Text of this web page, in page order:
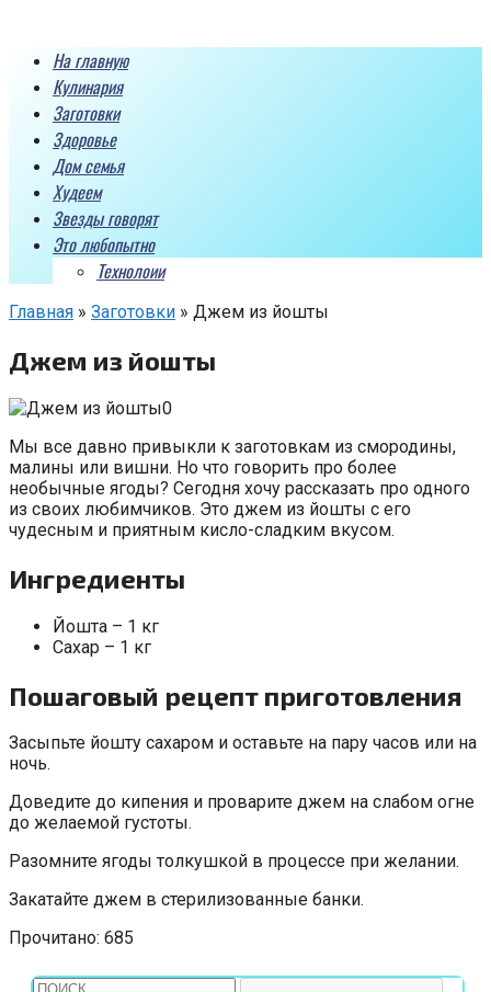
контентуНа главную
Кулинария
Заготовки
Здоровье
Дом семья
Худеем
Звезды говорят
Это любопытно
Технолоии
Главная » Заготовки » Джем из йошты
Джем из йошты
Мы все давно привыкли к заготовкам из смородины,
малины или вишни. Но что говорить про более
необычные ягоды? Сегодня хочу рассказать про одного
из своих любимчиков. Это джем из йошты с его
чудесным и приятным кисло-сладким вкусом.
Ингредиенты
Йошта – 1 кг
Сахар – 1 кг
Пошаговый рецепт приготовления
Засыпьте йошту сахаром и оставьте на пару часов или на
ночь.
Доведите до кипения и проварите джем на слабом огне
до желаемой густоты.
Разомните ягоды толкушкой в процессе при желании.
Закатайте джем в стерилизованные банки.
Прочитано: 685